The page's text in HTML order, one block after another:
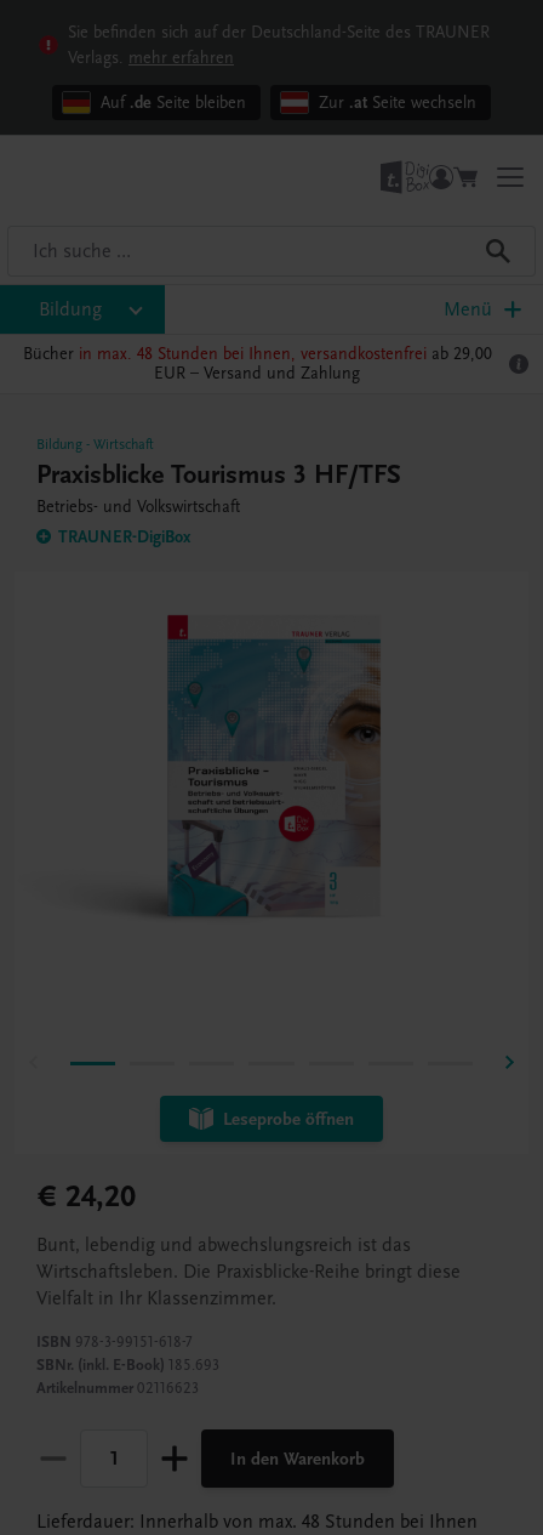
Sie befinden sich auf der Deutschland-Seite des TRAUNER
Verlags. mehr erfahren
Auf .de Seite bleiben Zur .at Seite wechseln
Bildung Menü
Bücher in max. 48 Stunden bei Ihnen, versandkostenfrei ab 29,00
EUR – Versand und Zahlung
Bildung - Wirtschaft
Praxisblicke Tourismus 3 HF/TFS
Betriebs- und Volkswirtschaft
TRAUNER-DigiBox
Leseprobe öffnen
€ 24,20
Bunt, lebendig und abwechslungsreich ist das
Wirtschaftsleben. Die Praxisblicke-Reihe bringt diese
Vielfalt in Ihr Klassenzimmer.
ISBN 978-3-99151-618-7
SBNr. (inkl. E-Book) 185.693
Artikelnummer 02116623
In den Warenkorb
Lieferdauer: Innerhalb von max. 48 Stunden bei Ihnen